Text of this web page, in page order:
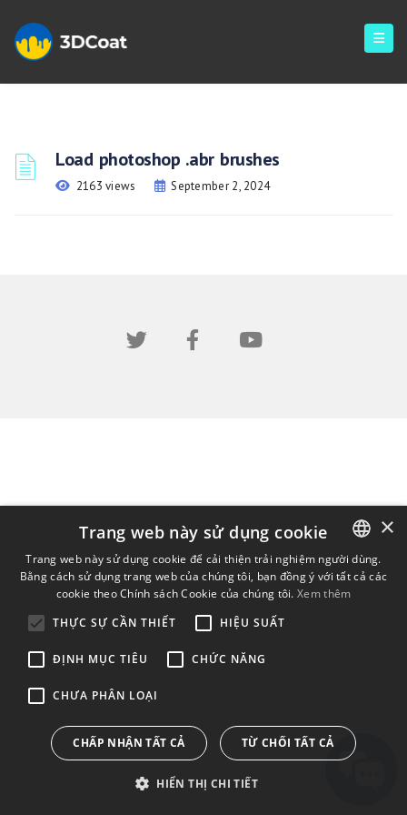
Load photoshop .abr brushes
2163 views September 2, 2024
ENGLISH
DUTCH
ESTONIAN
×
Trang web này sử dụng cookie
Trang web này sử dụng cookie để cải thiện trải nghiệm người dùng.
Bằng cách sử dụng trang web của chúng tôi, bạn đồng ý với tất cả các
cookie theo Chính sách Cookie của chúng tôi. Xem thêm
THỰC SỰ CẦN THIẾT
HIỆU SUẤT
ĐỊNH MỤC TIÊU CHỨC NĂNG
CHƯA PHÂN LOẠI
CHẤP NHẬN TẤT CẢ TỪ CHỐI TẤT CẢ
HIỂN THỊ CHI TIẾT